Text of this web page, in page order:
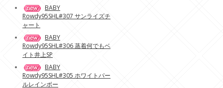
BABY
Rowdy95SHL#307 サンライズチ
ャート
BABY
Rowdy95SHL#306 蒸着何でもベ
イト井上SP
BABY
Rowdy95SHL#305 ホワイトパー
ルレインボー